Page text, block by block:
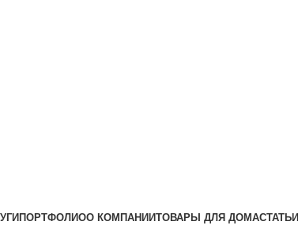
ПОРТФОЛИОО КОМПАНИИТОВАРЫ ДЛЯ ДОМАСТАТЬИ